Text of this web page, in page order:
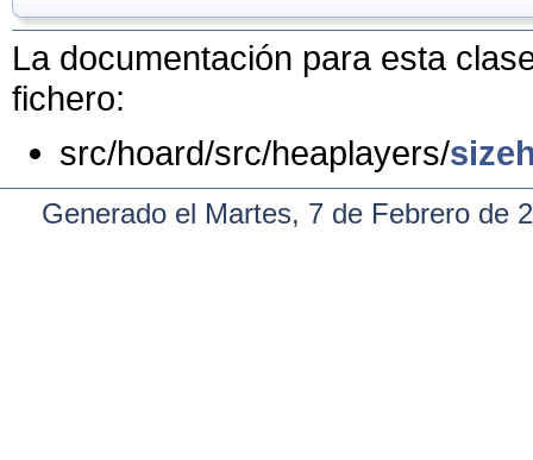
La documentación para esta
fichero:
src/hoard/src/heaplayers/
Generado el Martes, 7 de Febrero de